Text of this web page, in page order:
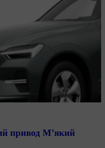
привод М’який